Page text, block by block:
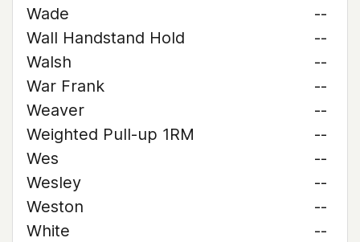
Wade
--
Wall Handstand Hold
--
Walsh
--
War Frank
--
Weaver
--
Weighted Pull-up 1RM
--
Wes
--
Wesley
--
Weston
--
White
--